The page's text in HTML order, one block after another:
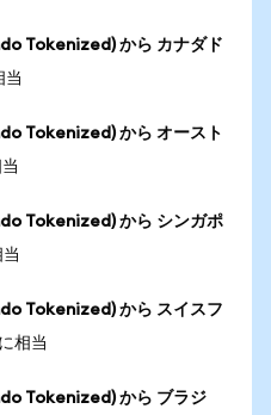
Tokenized) から カナダド
当
Tokenized) から オースト
Tokenized) から シンガポ
Tokenized) から スイスフ
相当
Tokenized) から ブラジ